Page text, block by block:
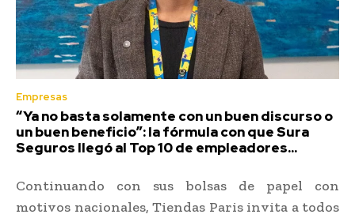
Empresas
“Ya no basta solamente con un buen discurso o
un buen beneficio”: la fórmula con que Sura
Seguros llegó al Top 10 de empleadores...
Continuando con sus bolsas de papel con
motivos nacionales, Tiendas Paris invita a todos